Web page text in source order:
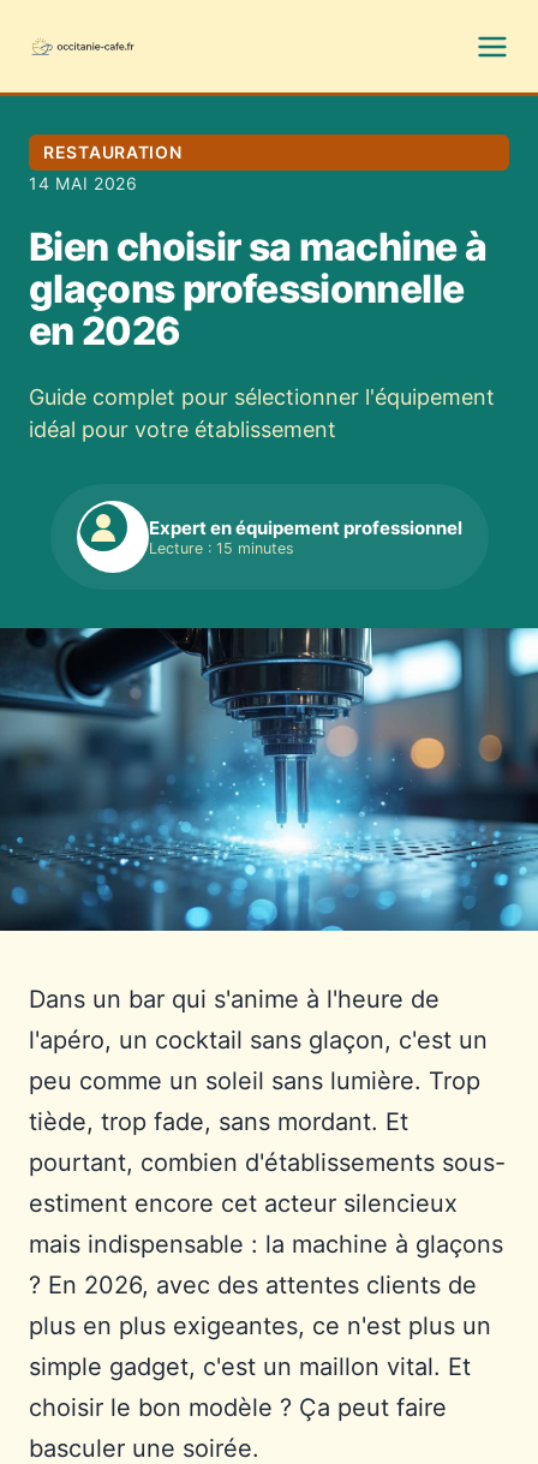
RESTAURATION
14 MAI 2026
Bien choisir sa machine à
glaçons professionnelle
en 2026
Guide complet pour sélectionner l'équipement
idéal pour votre établissement
Expert en équipement professionnel
Lecture : 15 minutes
Dans un bar qui s'anime à l'heure de
l'apéro, un cocktail sans glaçon, c'est un
peu comme un soleil sans lumière. Trop
tiède, trop fade, sans mordant. Et
pourtant, combien d'établissements sous-
estiment encore cet acteur silencieux
mais indispensable : la machine à glaçons
? En 2026, avec des attentes clients de
plus en plus exigeantes, ce n'est plus un
simple gadget, c'est un maillon vital. Et
choisir le bon modèle ? Ça peut faire
basculer une soirée.